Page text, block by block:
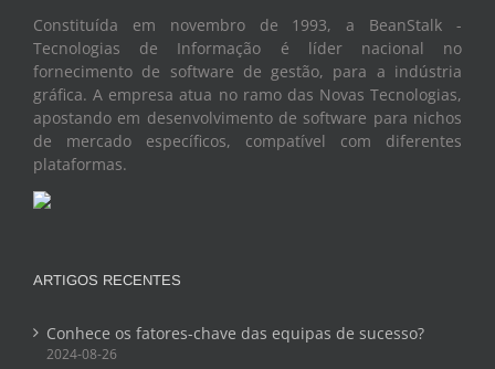
Constituída em novembro de 1993, a BeanStalk -
Tecnologias de Informação é líder nacional no
fornecimento de software de gestão, para a indústria
gráfica. A empresa atua no ramo das Novas Tecnologias,
apostando em desenvolvimento de software para nichos
de mercado específicos, compatível com diferentes
plataformas.
ARTIGOS RECENTES
Conhece os fatores-chave das equipas de sucesso?
2024-08-26